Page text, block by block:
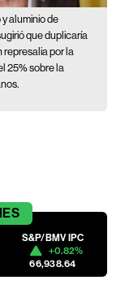
aluminio de
que duplicaría
represalia por la
25% sobre la
S&P/BMV IPC
+0.82%
66,938.64